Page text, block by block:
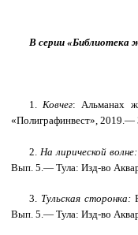
В серии «Библиотека
1.Ковчег: Альманах
«Полиграфинвест», 2019.—
2. На лирической волне:
Вып. 5.— Тула: Изд-во
3. Тульская сторонка:
Вып. 5.— Тула: Изд-во